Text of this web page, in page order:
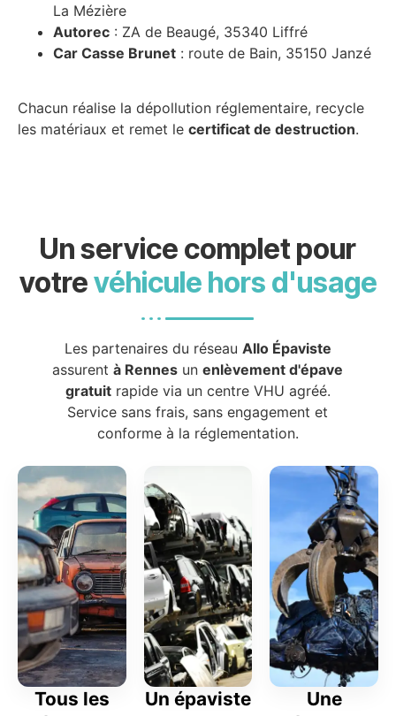
La Mézière
Autorec : ZA de Beaugé, 35340 Liffré
Car Casse Brunet : route de Bain, 35150 Janzé
Chacun réalise la dépollution réglementaire, recycle
les matériaux et remet le certificat de destruction.
Un service complet pour
votrevéhicule hors d'usage
Les partenaires du réseau Allo Épaviste
assurentà Rennes unenlèvement d'épave
gratuitrapide via un centre VHU agréé.
Service sans frais, sans engagement et
conforme à la réglementation.
Tous les
Un épaviste
Une